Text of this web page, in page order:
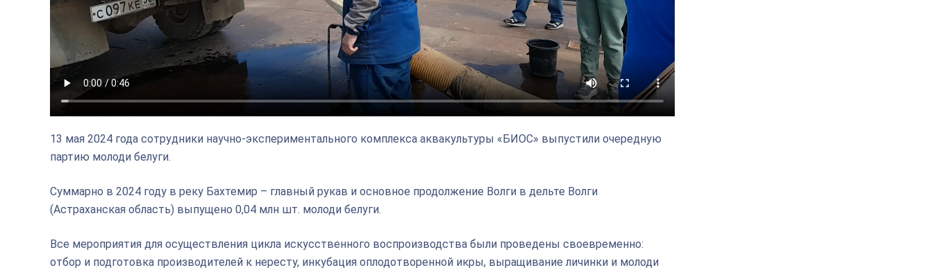
13 мая 2024 года сотрудники научно-экспериментального комплекса аквакультуры «БИОС» выпустили очередную
партию молоди белуги.
Суммарно в 2024 году в реку Бахтемир – главный рукав и основное продолжение Волги в дельте Волги
(Астраханская область) выпущено 0,04 млн шт. молоди белуги.
Все мероприятия для осуществления цикла искусственного воспроизводства были проведены своевременно:
отбор и подготовка производителей к нересту, инкубация оплодотворенной икры, выращивание личинки и молоди